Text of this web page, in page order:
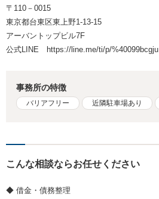
〒110－0015
東京都台東区東上野1-13-15
アーバントップビル7F
公式LINE https://line.me/ti/p/%40099bcgju
事務所の特徴
バリアフリー 近隣駐車場あり
こんな相談ならお任せください
◆ 借金・債務整理